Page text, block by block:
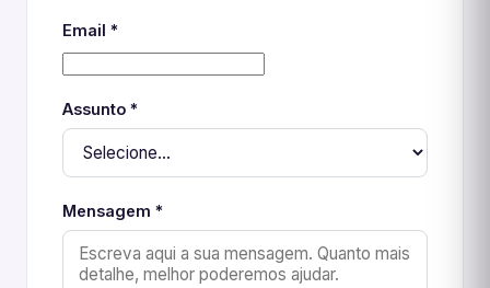
Email *
Assunto *
Mensagem *